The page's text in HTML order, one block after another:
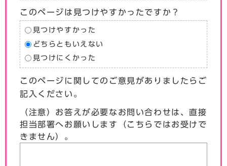
このページは見つけやすかったですか？
見つけやすかった
どちらともいえない
見つけにくかった
このページに関してのご意見がありましたらご
記入ください。
（注意）お答えが必要なお問い合わせは、直接
担当部署へお願いします（こちらではお受けで
きません）。